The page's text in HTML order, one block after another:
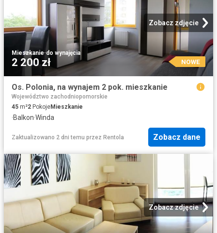
Zobacz zdjęcie
Mieszkanie·do wynajęcia
2 200 zł NOWE
Os. Polonia, na wynajem 2 pok. mieszkanie
Województwo zachodniopomorskie
45 m²2 PokojeMieszkanie
·Balkon·Winda
Zaktualizowano 2 dni temu przez Rentola Zobacz dane
Zobacz zdjęcie